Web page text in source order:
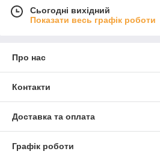
Сьогодні вихідний
Показати весь графік роботи
Про нас
Контакти
Доставка та оплата
Графік роботи